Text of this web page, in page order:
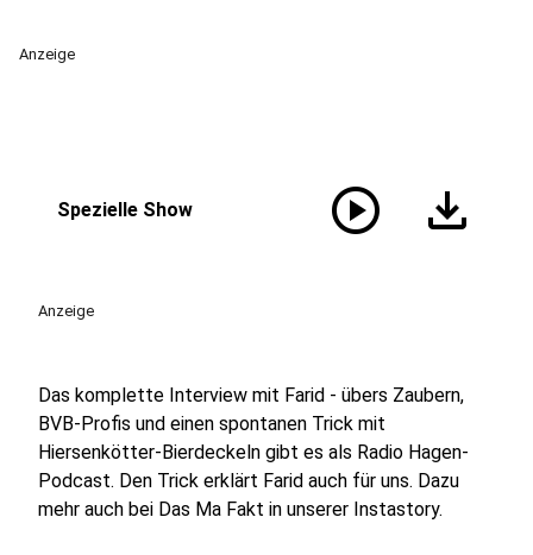
Anzeige
Spezielle Show play_circle download
Anzeige
Das komplette Interview mit Farid - übers Zaubern,
BVB-Profis und einen spontanen Trick mit
Hiersenkötter-Bierdeckeln gibt es als Radio Hagen-
Podcast. Den Trick erklärt Farid auch für uns. Dazu
mehr auch bei Das Ma Fakt in unserer Instastory.